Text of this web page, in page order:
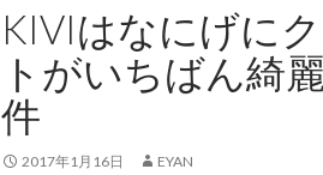
KIVIはなにげに
トがいちばん綺
件
2017年1月16日 EYAN